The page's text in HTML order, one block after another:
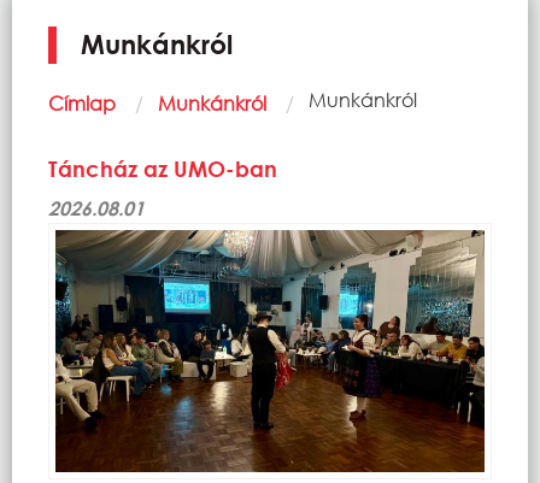
Munkánkról
Morzsa
Címlap Munkánkról Current:
Munkánkról
Táncház az UMO-ban
2026.08.01